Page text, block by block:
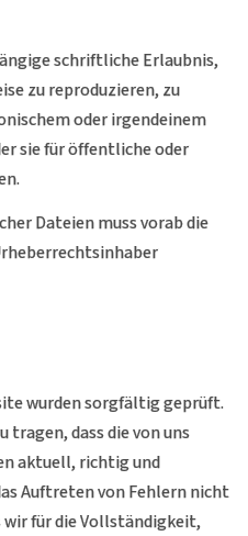
schriftliche Erlaubnis,
zu reproduzieren, zu
oder irgendeinem
sie für öffentliche oder
Dateien muss vorab die
wurden sorgfältig geprüft.
tragen, dass die von uns
aktuell, richtig und
Auftreten von Fehlern nicht
wir für die Vollständigkeit,